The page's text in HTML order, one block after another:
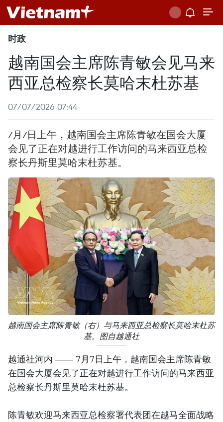
时政
越南国会主席陈青敏会见马来
西亚总检察长莫哈末杜苏基
07/07/2026 07:44
7月7日上午，越南国会主席陈青敏在国会大厦
会见了正在对越进行工作访问的马来西亚总检
察长丹斯里莫哈末杜苏基。
越南国会主席陈青敏（右）与马来西亚总检察长莫哈末杜苏
基。图自越通社
越通社河内 —— 7月7日上午，越南国会主席陈青敏
在国会大厦会见了正在对越进行工作访问的马来西亚
总检察长丹斯里莫哈末杜苏基。
陈青敏欢迎马来西亚总检察署代表团在越马全面战略